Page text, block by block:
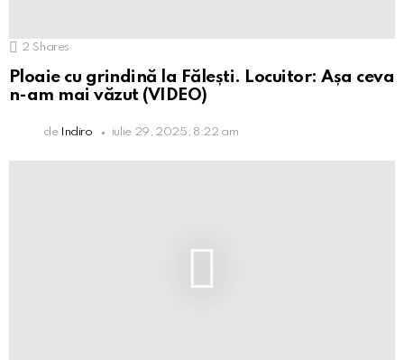
2 Shares
Ploaie cu grindină la Fălești. Locuitor: Așa ceva
n-am mai văzut (VIDEO)
de Indiro iulie 29, 2025, 8:22 am